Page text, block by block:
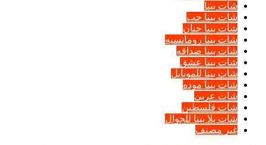
شات بينا
شات بينا حب
شات بينا حنان
شات بينا رومانسيه
شات بينا صداقه
شات بينا عشق
شات بينا للموبايل
شات بينا موده
شات عربي
شات فلسطين
شات يلا بينا للجوال
غير مصنف